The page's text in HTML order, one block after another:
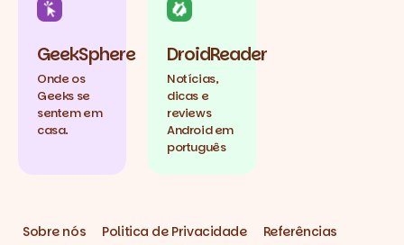
GeekSphere
Onde os
Geeks se
sentem em
casa.
DroidReader
Notícias,
dicas e
reviews
Android em
português
Sobre nós Politica de Privacidade Referências